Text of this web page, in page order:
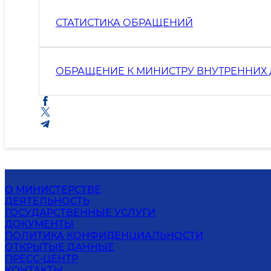
СТАТИСТИКА ОБРАЩЕНИЙ
ОБРАЩЕНИЕ К МИНИСТРУ ВНУТРЕННИХ
О МИНИСТЕРСТВЕ
ДЕЯТЕЛЬНОСТЬ
ГОСУДАРСТВЕННЫЕ УСЛУГИ
ДОКУМЕНТЫ
ПОЛИТИКА КОНФИДЕНЦИАЛЬНОСТИ
ОТКРЫТЫЕ ДАННЫЕ
ПРЕСС-ЦЕНТР